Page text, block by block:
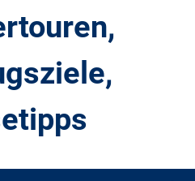
Ein Blog für alle, die gern